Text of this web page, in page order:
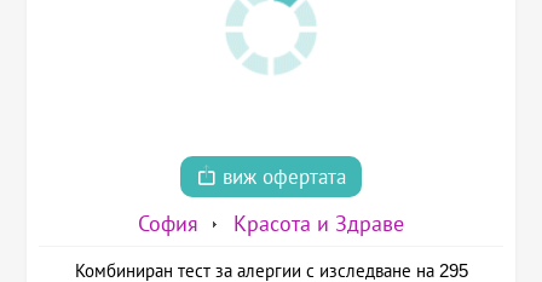
виж офертата
София Красота и Здраве
Комбиниран тест за алергии с изследване на 295